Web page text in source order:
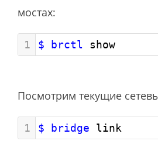
мостах:
1 $ brctl show
Посмотрим текущие
1 $ bridge link